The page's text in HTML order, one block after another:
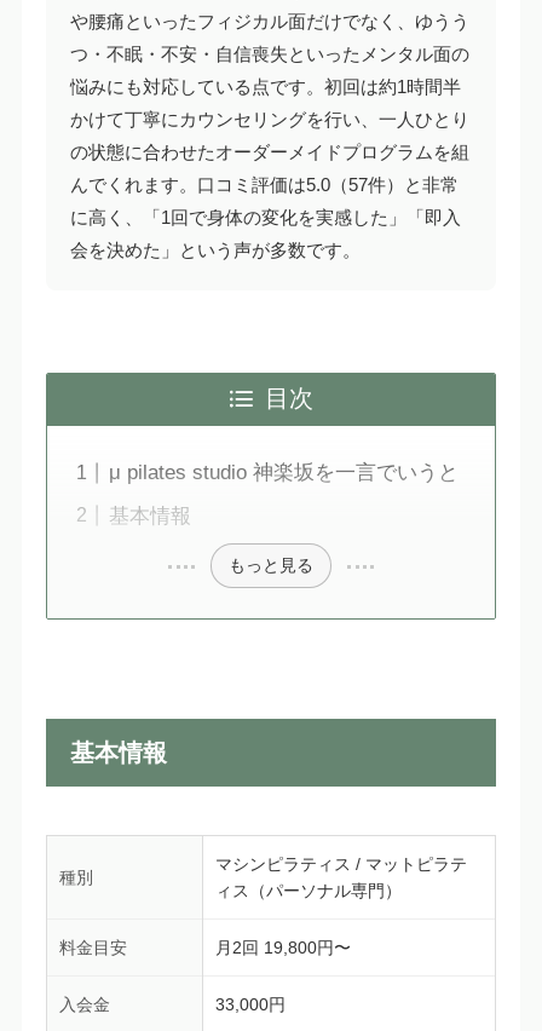
や腰痛といったフィジカル面だけでなく、ゆうう
つ・不眠・不安・自信喪失といったメンタル面の
悩みにも対応している点です。初回は約1時間半
かけて丁寧にカウンセリングを行い、一人ひとり
の状態に合わせたオーダーメイドプログラムを組
んでくれます。口コミ評価は5.0（57件）と非常
に高く、「1回で身体の変化を実感した」「即入
会を決めた」という声が多数です。
目次
μ pilates studio 神楽坂を一言でいうと
基本情報
もっと見る
基本情報
種別
マシンピラティス / マットピラテ
ィス（パーソナル専門）
料金目安 月2回 19,800円〜
入会金 33,000円